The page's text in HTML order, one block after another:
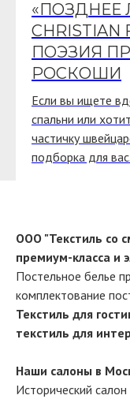
«ПОЗДНЕЕ
CHRISTIAN
ПОЭЗИЯ
РОСКОШИ
Если вы ищете
спальни или
частичку
подборка для вас.
ООО "Текстиль со
премиум-класса и
Постельное белье
комплектование
Текстиль для
текстиль для
Наши салоны в
Исторический